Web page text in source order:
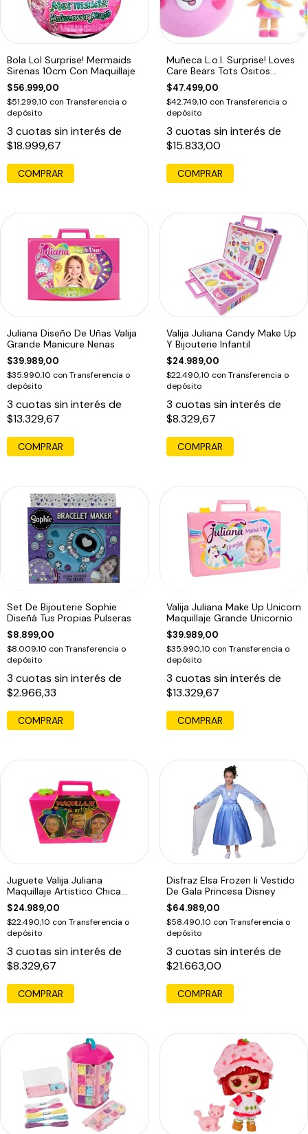
Bola Lol Surprise! Mermaids
Sirenas 10cm Con Maquillaje
$56.999,00
$51.299,10 con Transferencia o
depósito
3 cuotas sin interés de
$18.999,67
Muñeca L.o.l. Surprise! Loves
Care Bears Tots Ositos
Cariños
$47.499,00
$42.749,10 con Transferencia o
depósito
3 cuotas sin interés de
$15.833,00
Juliana Diseño De Uñas Valija
Grande Manicure Nenas
$39.989,00
$35.990,10 con Transferencia o
depósito
3 cuotas sin interés de
$13.329,67
Valija Juliana Candy Make Up
Y Bijouterie Infantil
$24.989,00
$22.490,10 con Transferencia o
depósito
3 cuotas sin interés de
$8.329,67
Set De Bijouterie Sophie
Diseñá Tus Propias Pulseras
$8.899,00
$8.009,10 con Transferencia o
depósito
3 cuotas sin interés de
$2.966,33
Valija Juliana Make Up Unicorn
Maquillaje Grande Unicornio
$39.989,00
$35.990,10 con Transferencia o
depósito
3 cuotas sin interés de
$13.329,67
COMPRAR
Juguete Valija Juliana
Maquillaje Artistico Chica
Ma203 Edu
$24.989,00
$22.490,10 con Transferencia o
depósito
3 cuotas sin interés de
$8.329,67
Disfraz Elsa Frozen Ii Vestido
De Gala Princesa Disney
$64.989,00
$58.490,10 con Transferencia o
depósito
3 cuotas sin interés de
$21.663,00
COMPRAR